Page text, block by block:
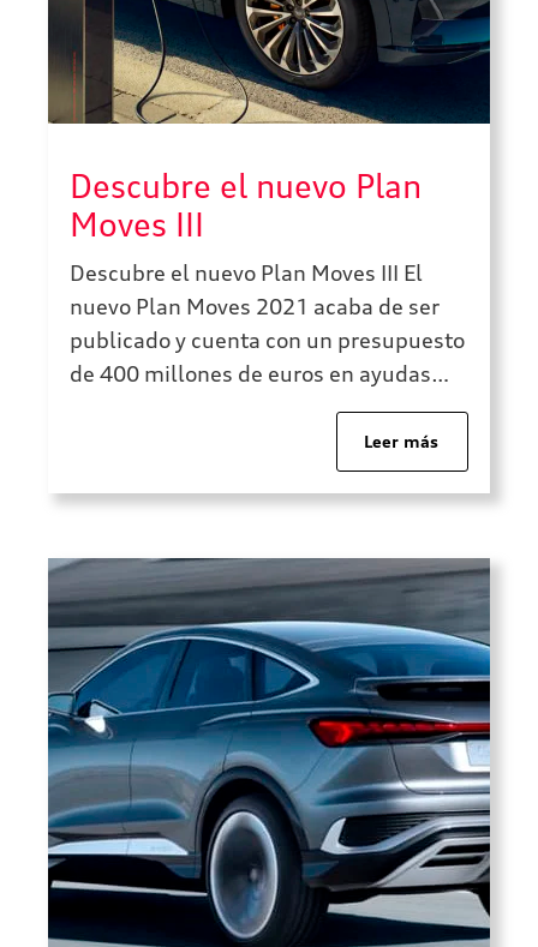
Descubre el nuevo Plan
Moves III
Descubre el nuevo Plan Moves III El
nuevo Plan Moves 2021 acaba de ser
publicado y cuenta con un presupuesto
de 400 millones de euros en ayudas
para comprar coches eléctricos o
híbridos enchufables. Este nuevo plan
de ayudas para comprar uno de estos
modelos de automóviles estará en
Leer más